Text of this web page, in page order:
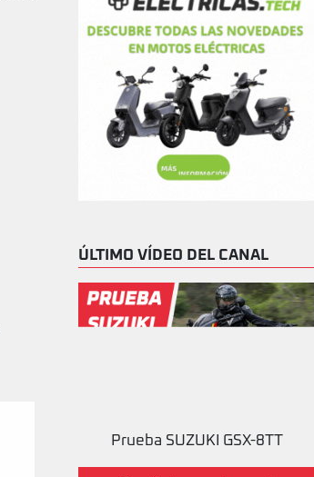
ÚLTIMO VÍDEO DEL CANAL
Prueba SUZUKI GSX-8TT